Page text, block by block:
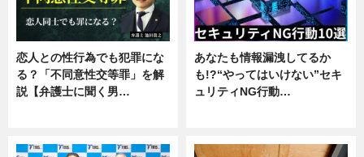
恋人との性行為でも犯罪にな
る？「不同意性交等罪」を解
説【弁護士に聞く男…
あなたも情報漏洩してるか
も!?“やってはいけない”セキ
ュリティNG行動…